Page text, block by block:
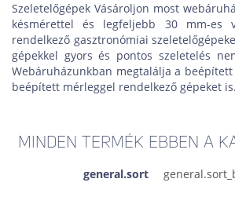
Szeletelőgépek Vásároljon most
késmérettel és legfeljebb 30 mm-es
rendelkező gasztronómiai
gépekkel gyors és pontos szeletelés
Webáruházunkban megtalálja a
beépített mérleggel rendelkező gépeket is.
MINDEN TERMÉK EBBEN A
general.sort